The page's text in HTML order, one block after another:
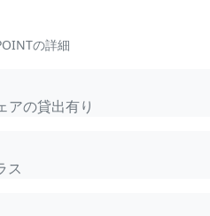
の詳細
アの貸出有り
ス